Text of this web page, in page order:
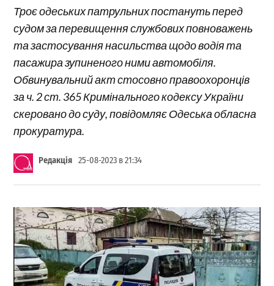
Троє одеських патрульних постануть перед
судом за перевищення службових повноважень
та застосування насильства щодо водія та
пасажира зупиненого ними автомобіля.
Обвинувальний акт стосовно правоохоронців
за ч. 2 ст. 365 Кримінального кодексу України
скеровано до суду, повідомляє Одеська обласна
прокуратура.
Редакція 25-08-2023 в 21:34